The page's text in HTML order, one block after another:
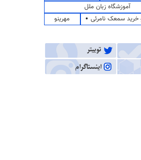
آموزشگاه زبان ملل
سمعک نامرئی
مهرینو